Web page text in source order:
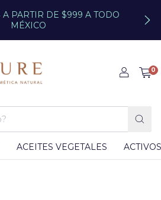
A PARTIR DE $999 A TODO
MÉXICO
0
ACEITES VEGETALES